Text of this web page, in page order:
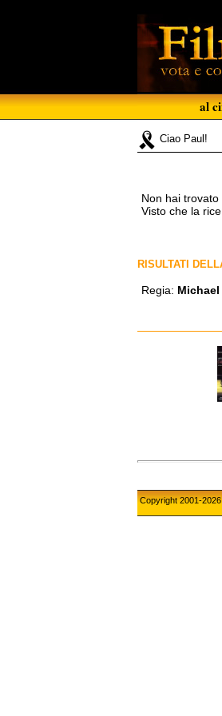
al
Ciao Paul!
Non hai
Visto che la
RISULTATI
Regia: Michael
Copyright 2001-